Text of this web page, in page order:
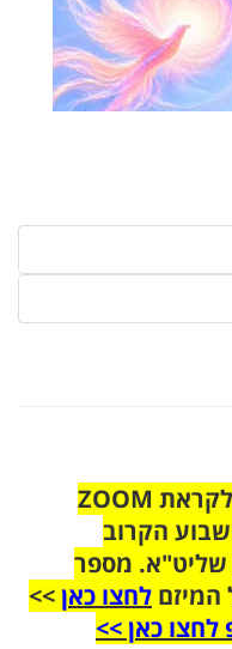
הצטרפו לקבוצת הוואטסאפ לקראת ZOOM
הקרוב
שליט"א. מספר
המיזם לחצו כאן>>
כאן >>